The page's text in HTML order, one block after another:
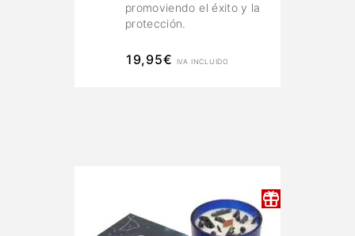
promoviendo el éxito y la
protección.
19,95€ IVA INCLUIDO